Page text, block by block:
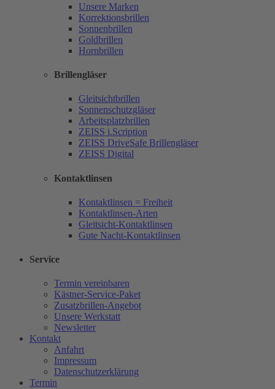
Unsere Marken
Korrektionsbrillen
Sonnenbrillen
Goldbrillen
Hornbrillen
Brillengläser
Gleitsichtbrillen
Sonnenschutzgläser
Arbeitsplatzbrillen
ZEISS i.Scription
ZEISS DriveSafe Brillengläser
ZEISS Digital
Kontaktlinsen
Kontaktlinsen = Freiheit
Kontaktlinsen-Arten
Gleitsicht-Kontaktlinsen
Gute Nacht-Kontaktlinsen
Service
Termin vereinbaren
Kästner-Service-Paket
Zusatzbrillen-Angebot
Unsere Werkstatt
Newsletter
Kontakt
Anfahrt
Impressum
Datenschutzerklärung
Termin